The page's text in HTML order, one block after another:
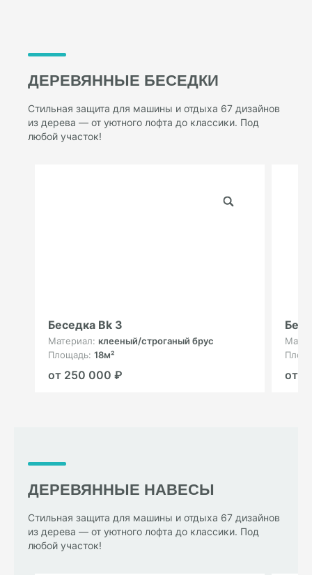
ДЕРЕВЯННЫЕ БЕСЕДКИ
Стильная защита для машины и отдыха 67 дизайнов
из дерева — от уютного лофта до классики. Под
любой участок!
Беседка Bk 3
Материал: клееный/строганый брус
Площадь: 18м²
от 250 000 ₽ от
ДЕРЕВЯННЫЕ НАВЕСЫ
Стильная защита для машины и отдыха 67 дизайнов
из дерева — от уютного лофта до классики. Под
любой участок!